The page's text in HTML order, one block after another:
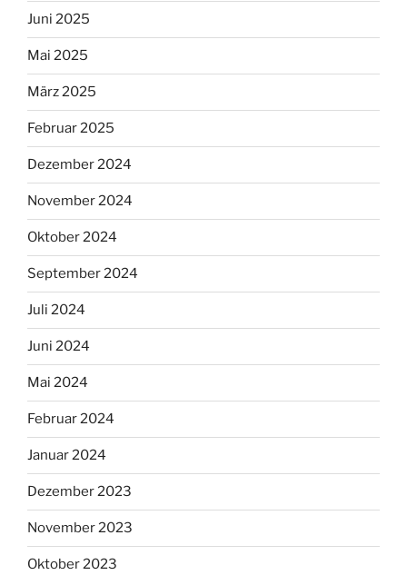
Juni 2025
Mai 2025
März 2025
Februar 2025
Dezember 2024
November 2024
Oktober 2024
September 2024
Juli 2024
Juni 2024
Mai 2024
Februar 2024
Januar 2024
Dezember 2023
November 2023
Oktober 2023